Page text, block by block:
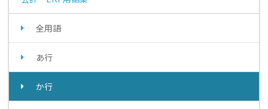
全用語
あ行
か行